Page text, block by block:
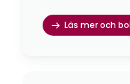
Läs mer och